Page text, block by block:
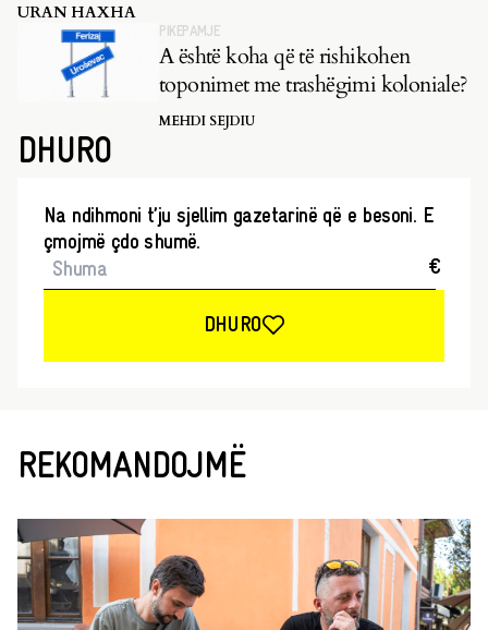
URAN HAXHA
PIKËPAMJE
A është koha që të rishikohen
toponimet me trashëgimi koloniale?
MEHDI SEJDIU
DHURO
Na ndihmoni t’ju sjellim gazetarinë që e besoni. E
çmojmë çdo shumë.
€
DHURO
REKOMANDOJMË